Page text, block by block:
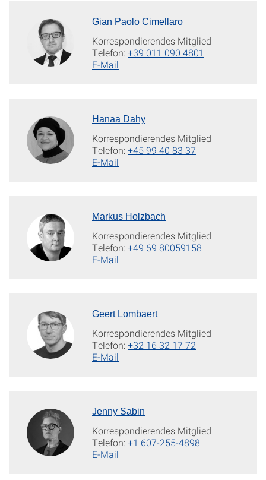
Gian Paolo Cimellaro
Korrespondierendes Mitglied
Telefon:+39 011 090 4801
E-Mail
Hanaa Dahy
Korrespondierendes Mitglied
Telefon:+45 99 40 83 37
E-Mail
Markus Holzbach
Korrespondierendes Mitglied
Telefon:+49 69 80059158
E-Mail
Geert Lombaert
Korrespondierendes Mitglied
Telefon:+32 16 32 17 72
E-Mail
Jenny Sabin
Korrespondierendes Mitglied
Telefon:+1 607-255-4898
E-Mail